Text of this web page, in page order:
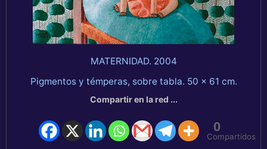
MATERNIDAD. 2004
Pigmentos y témperas, sobre tabla. 50 x 61 cm.
Compartir en la red ...
0
Compartidos